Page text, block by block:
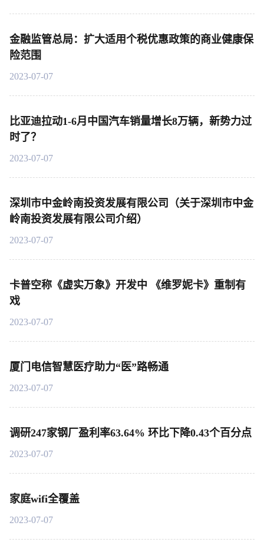
金融监管总局：扩大适用个税优惠政策的商业健康保
险范围
2023-07-07
比亚迪拉动1-6月中国汽车销量增长8万辆，新势力过
时了？
2023-07-07
深圳市中金岭南投资发展有限公司（关于深圳市中金
岭南投资发展有限公司介绍）
2023-07-07
卡普空称《虚实万象》开发中 《维罗妮卡》重制有
戏
2023-07-07
厦门电信智慧医疗助力“医”路畅通
2023-07-07
调研247家钢厂盈利率63.64% 环比下降0.43个百分点
2023-07-07
家庭wifi全覆盖
2023-07-07